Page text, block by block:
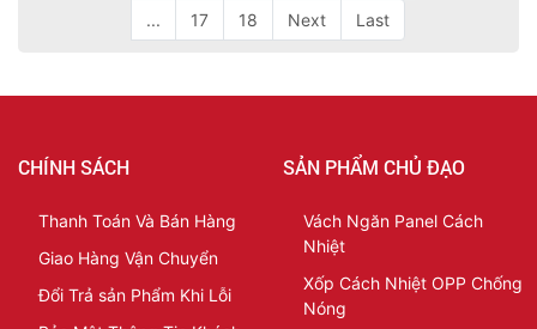
... 17 18 Next Last
CHÍNH SÁCH
Thanh Toán Và Bán Hàng
Giao Hàng Vận Chuyển
Đổi Trả sản Phẩm Khi Lỗi
SẢN PHẨM CHỦ ĐẠO
Vách Ngăn Panel Cách
Nhiệt
Xốp Cách Nhiệt OPP Chống
Nóng